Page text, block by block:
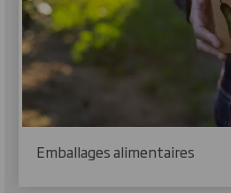
Emballages alimentaires